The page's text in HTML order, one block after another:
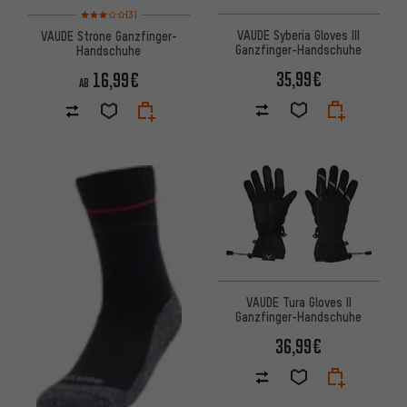
Bewertungen: 3 von 5 basierend auf 3 Bewertungen
(3)
VAUDE Strone Ganzfinger-
Handschuhe
AB 16,99€
VAUDE Syberia Gloves III
Ganzfinger-Handschuhe
35,99€
VAUDE Tura Gloves II
Ganzfinger-Handschuhe
36,99€